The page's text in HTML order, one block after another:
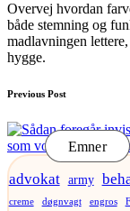
Overvej hvordan
både stemning og
madlavningen
hygge.
Post
navigation
Previous Post
som voksen: Sådan
Emner
advokat army
creme døgnvagt engros